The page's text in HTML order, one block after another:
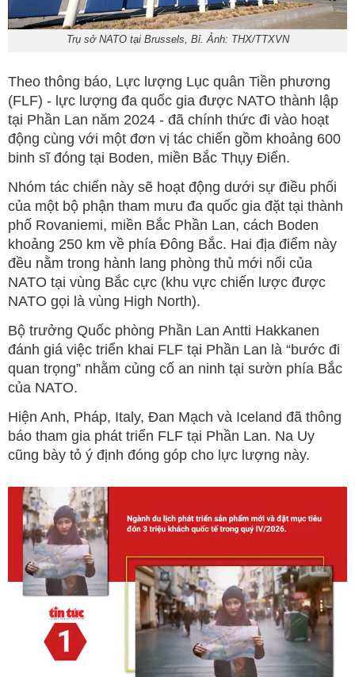
Trụ sở NATO tại Brussels, Bỉ. Ảnh: THX/TTXVN
Theo thông báo, Lực lượng Lục quân Tiền phương
(FLF) - lực lượng đa quốc gia được NATO thành lập
tại Phần Lan năm 2024 - đã chính thức đi vào hoạt
động cùng với một đơn vị tác chiến gồm khoảng 600
binh sĩ đóng tại Boden, miền Bắc Thụy Điển.
Nhóm tác chiến này sẽ hoạt động dưới sự điều phối
của một bộ phận tham mưu đa quốc gia đặt tại thành
phố Rovaniemi, miền Bắc Phần Lan, cách Boden
khoảng 250 km về phía Đông Bắc. Hai địa điểm này
đều nằm trong hành lang phòng thủ mới nổi của
NATO tại vùng Bắc cực (khu vực chiến lược được
NATO gọi là vùng High North).
Bộ trưởng Quốc phòng Phần Lan Antti Hakkanen
đánh giá việc triển khai FLF tại Phần Lan là “bước đi
quan trọng” nhằm củng cố an ninh tại sườn phía Bắc
của NATO.
Hiện Anh, Pháp, Italy, Đan Mạch và Iceland đã thông
báo tham gia phát triển FLF tại Phần Lan. Na Uy
cũng bày tỏ ý định đóng góp cho lực lượng này.